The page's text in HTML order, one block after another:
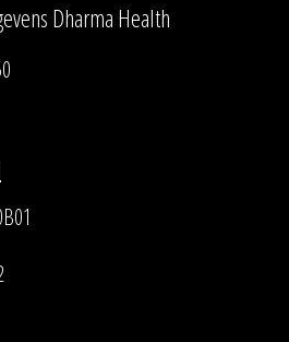
Dharma Health